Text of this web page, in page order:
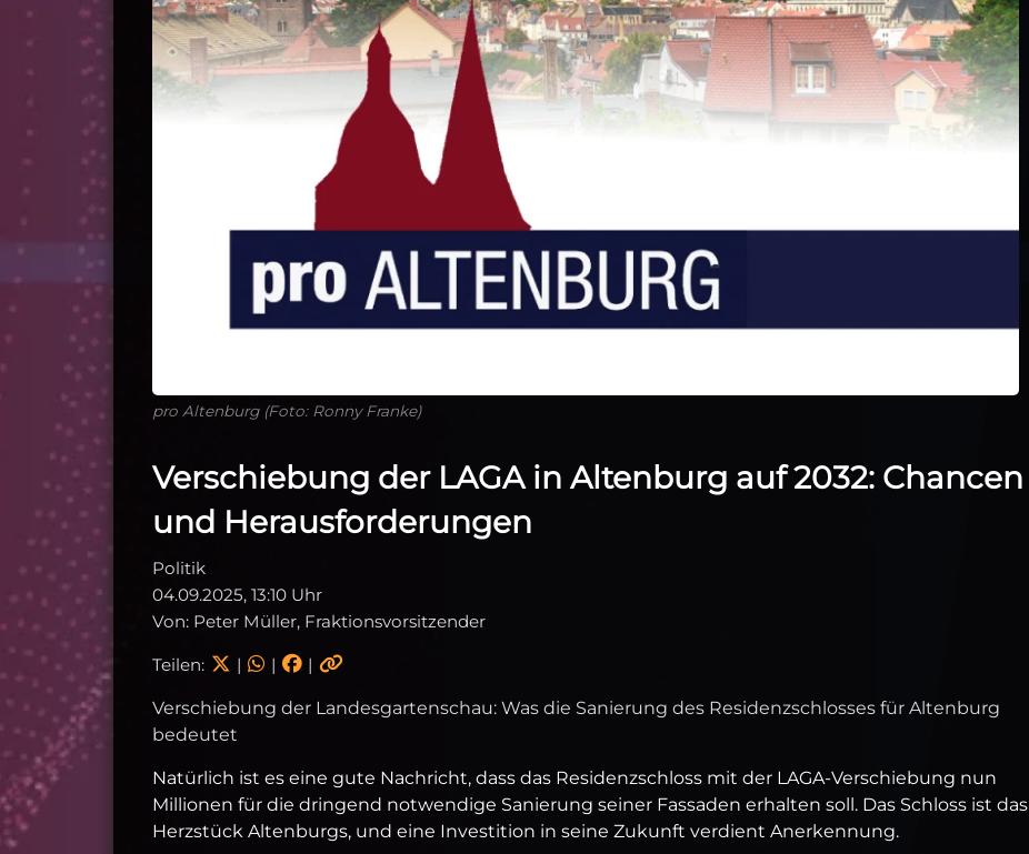
pro Altenburg (Foto: Ronny Franke)
Verschiebung der LAGA in Altenburg auf 2032: Chancen
und Herausforderungen
Politik
04.09.2025, 13:10 Uhr
Von: Peter Müller, Fraktionsvorsitzender
Teilen: | | |
Verschiebung der Landesgartenschau: Was die Sanierung des Residenzschlosses für Altenburg
bedeutet
Natürlich ist es eine gute Nachricht, dass das Residenzschloss mit der LAGA-Verschiebung nun
Millionen für die dringend notwendige Sanierung seiner Fassaden erhalten soll. Das Schloss ist das
Herzstück Altenburgs, und eine Investition in seine Zukunft verdient Anerkennung.